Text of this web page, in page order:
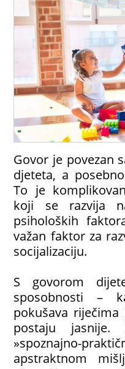
Govor je povezan
djeteta, a
To je
koji se razvija
psiholoških
važan faktor za
socijalizaciju.
S govorom
sposobnosti –
pokušava
postaju jasnije.
»spoznajno-
apstraktnom